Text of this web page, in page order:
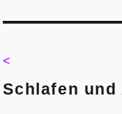
<
<
Schlafen und